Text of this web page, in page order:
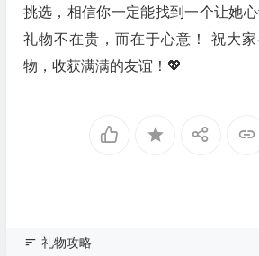
挑选，相信你一定能找到一个让她
礼物不在贵，而在于心意！ 祝大
物，收获满满的友谊！💖
礼物攻略